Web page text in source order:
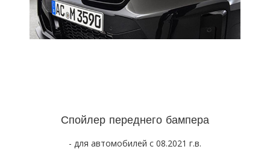
Спойлер переднего бампера
- для автомобилей с 08.2021 г.в.